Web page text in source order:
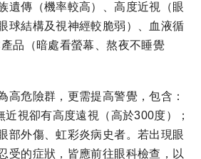
遺傳（機率較高）、高度近視（眼
球結構及視神經較脆弱）、血液循
品（暗處看螢幕、熬夜不睡覺
高危險群，更需提高警覺，包含：
視卻有高度遠視（高於300度）；
部外傷、虹彩炎病史者。若出現眼
受的症狀，皆應前往眼科檢查，以